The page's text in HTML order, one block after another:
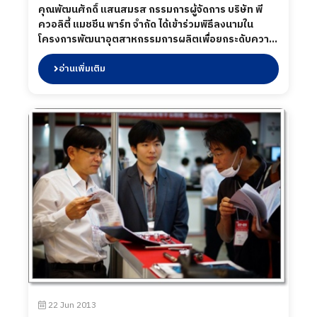
คุณพัฒนศักดิ์ แสนสมรส กรรมการผู้จัดการ บริษัท พี
ควอลิตี้ แมชชีน พาร์ท จำกัด ได้เข้าร่วมพิธีลงนามใน
โครงการพัฒนาอุตสาหกรรมการผลิตเพื่อยกระดับความ
สามารถการแข่งขัน (Manufacturing Development
to Improve Competitiveness Programme :
MDICP) รุ่นที่ 16 โดย กรมส่งเสริมอุตสาหกรรม
อ่านเพิ่มเติม
22 Jun 2013